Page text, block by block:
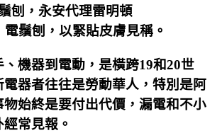
刨，永安代理雷明頓
電鬚刨，以緊貼皮膚見稱。
機器到電動，是橫跨19和20世
器者往往是勞動華人，特別是阿
物始終是要付出代價，漏電和不小
常見報。